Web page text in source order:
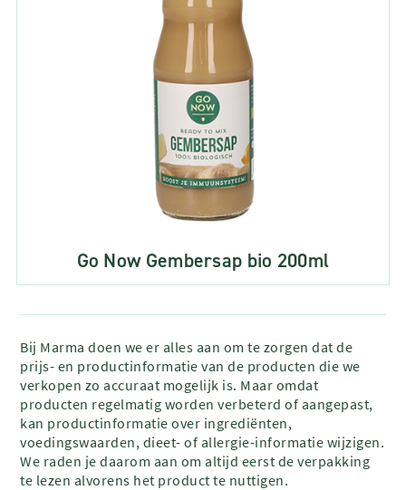
Go Now Gembersap bio 200ml
Bij Marma doen we er alles aan om te zorgen dat de
prijs- en productinformatie van de producten die we
verkopen zo accuraat mogelijk is. Maar omdat
producten regelmatig worden verbeterd of aangepast,
kan productinformatie over ingrediënten,
voedingswaarden, dieet- of allergie-informatie wijzigen.
We raden je daarom aan om altijd eerst de verpakking
te lezen alvorens het product te nuttigen.